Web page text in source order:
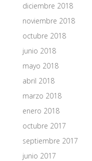
diciembre 2018
noviembre 2018
octubre 2018
junio 2018
mayo 2018
abril 2018
marzo 2018
enero 2018
octubre 2017
septiembre 2017
junio 2017